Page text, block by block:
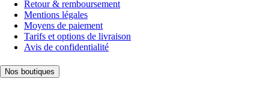
Retour & remboursement
Mentions légales
Moyens de paiement
Tarifs et options de livraison
Avis de confidentialité
Nos boutiques